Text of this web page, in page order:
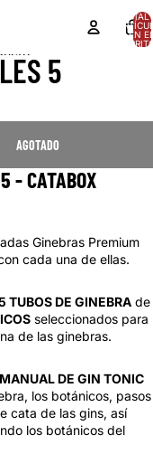
TOTAL
EN
5
AGOTADO
- CATABOX
Ginebras Premium
cada una de ellas.
TUBOS DE GINEBRA de
seleccionados para
de las ginebras.
MANUAL DE GIN TONIC
los botánicos, pasos
cata de las gins, así
los botánicos del